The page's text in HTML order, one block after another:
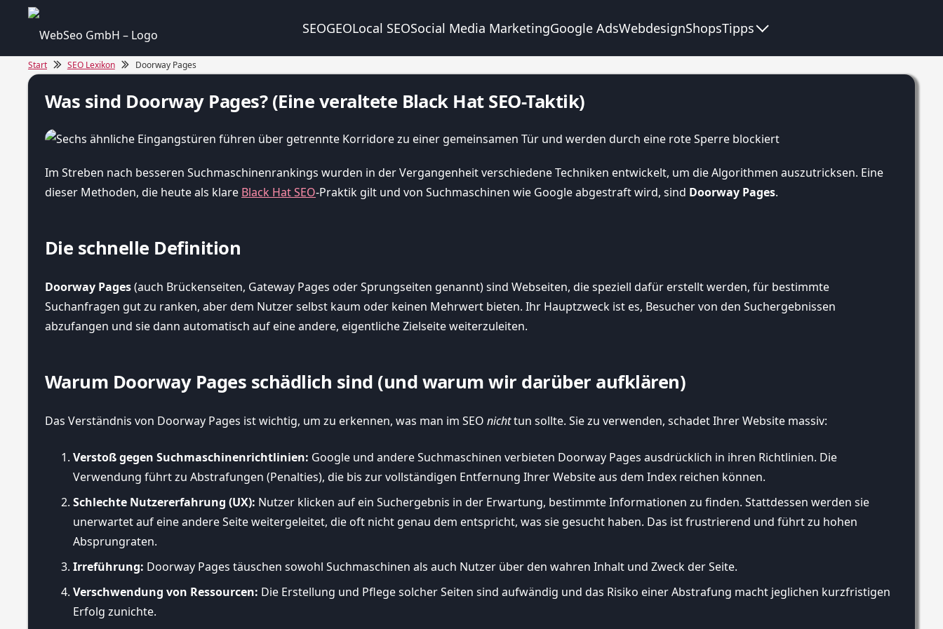
SEOGEOLocal SEOSocial Media MarketingGoogle AdsWebdesignShopsTipps
Start SEO Lexikon Doorway Pages
Was sind Doorway Pages? (Eine veraltete Black Hat SEO-Taktik)
Im Streben nach besseren Suchmaschinenrankings wurden in der Vergangenheit verschiedene Techniken entwickelt, um die Algorithmen auszutricksen. Eine
dieser Methoden, die heute als klare Black Hat SEO-Praktik gilt und von Suchmaschinen wie Google abgestraft wird, sind Doorway Pages.
Die schnelle Definition
Doorway Pages(auch Brückenseiten, Gateway Pages oder Sprungseiten genannt) sind Webseiten, die speziell dafür erstellt werden, für bestimmte
Suchanfragen gut zu ranken, aber dem Nutzer selbst kaum oder keinen Mehrwert bieten. Ihr Hauptzweck ist es, Besucher von den Suchergebnissen
abzufangen und sie dann automatisch auf eine andere, eigentliche Zielseite weiterzuleiten.
Warum Doorway Pages schädlich sind (und warum wir darüber aufklären)
Das Verständnis von Doorway Pages ist wichtig, um zu erkennen, was man im SEO nichttun sollte. Sie zu verwenden, schadet Ihrer Website massiv:
Verstoß gegen Suchmaschinenrichtlinien: Google und andere Suchmaschinen verbieten Doorway Pages ausdrücklich in ihren Richtlinien. Die
Verwendung führt zu Abstrafungen (Penalties), die bis zur vollständigen Entfernung Ihrer Website aus dem Index reichen können.
Schlechte Nutzererfahrung (UX): Nutzer klicken auf ein Suchergebnis in der Erwartung, bestimmte Informationen zu finden. Stattdessen werden sie
unerwartet auf eine andere Seite weitergeleitet, die oft nicht genau dem entspricht, was sie gesucht haben. Das ist frustrierend und führt zu hohen
Absprungraten.
Irreführung: Doorway Pages täuschen sowohl Suchmaschinen als auch Nutzer über den wahren Inhalt und Zweck der Seite.
Verschwendung von Ressourcen: Die Erstellung und Pflege solcher Seiten sind aufwändig und das Risiko einer Abstrafung macht jeglichen kurzfristigen
Erfolg zunichte.